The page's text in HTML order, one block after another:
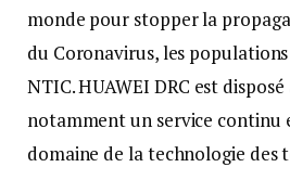
monde pour stopper la
du Coronavirus, les
NTIC. HUAWEI DRC est
notamment un service continu
domaine de la technologie des